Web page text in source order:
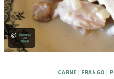
©
CARNE | FRANGO |